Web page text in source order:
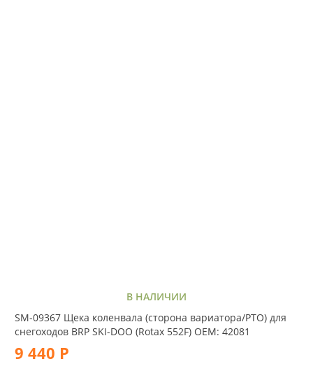
В НАЛИЧИИ
SM-09367 Щека коленвала (сторона вариатора/PTO) для
снегоходов BRP SKI-DOO (Rotax 552F) OEM: 42081
9 440 Р